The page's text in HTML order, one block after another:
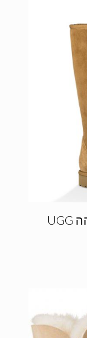
מגפי האגג דגם קלאסיק גבוהה UGG